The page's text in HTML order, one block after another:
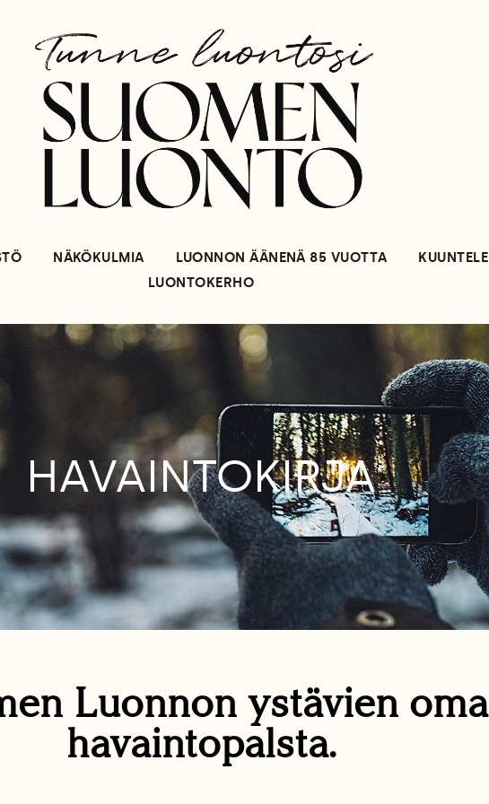
NÄKÖKULMIA LUONNON ÄÄNENÄ 85 VUOTTA KUUNTELE
LUONTOKERHO
HAVAINTOKIRJA
Luonnon ystävien oma
havaintopalsta.